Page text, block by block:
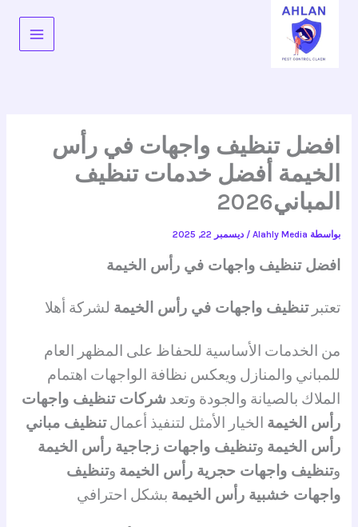
المحتوى
افضل تنظيف واجهات في رأس
الخيمة أفضل خدمات تنظيف
المباني2026
بواسطة Alahly Media
/ديسمبر 22, 2025
افضل تنظيف واجهات في رأس الخيمة
تعتبرتنظيف واجهات في رأس الخيمة لشركة أهلا
من الخدمات الأساسية للحفاظ على المظهر العام
للمباني والمنازل ويعكس نظافة الواجهات اهتمام
الملاك بالصيانة والجودة وتعد شركات تنظيف واجهات
رأس الخيمة الخيار الأمثل لتنفيذ أعمالتنظيف مباني
رأس الخيمة وتنظيف واجهات زجاجية رأس الخيمة
وتنظيف واجهات حجرية رأس الخيمة وتنظيف
واجهات خشبية رأس الخيمة بشكل احترافي